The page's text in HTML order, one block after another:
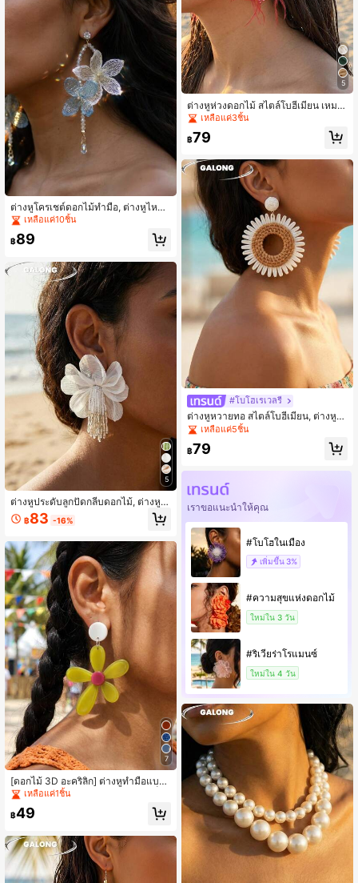
ต่างหูโครเชต์ดอกไม้ทำมือ, ต่างหูไหมฝ้
ายสีขาวและฟ้าอ่อน, ต่างหูลูกปัดคริสตั
ลโบฮีเมียน, ต่างหูสไตล์ชายหาดฤดูร้อน
สำหรับผู้หญิง
เหลือแค่10ชิ้น
฿89
5
ต่างหูประดับลูกปัดกลีบดอกไม้, ต่างหูห้
อยพู่สดใส, สไตล์นางฟ้าสำหรับฤดูใบไม้
ผลิและฤดูร้อน, ต่างหูโบฮีเมียนทำมือสำ
฿83 -16%
7
[ดอกไม้ 3D อะคริลิก] ต่างหูทำมือแบบ
ออริจินัลดีไซน์อสมมาตรเกินจริง สีบล็อก
แดงและน้ำเงินสไตล์วินเทจ เครื่องประดั
บหูส่วนตัว สไตล์พักผ่อน Ins คลิปหูดอก
เหลือแค่1ชิ้น
฿49
5
ต่างหูห่วงดอกไม้ สไตล์โบฮีเมียน เหมา
ะสำหรับเทศกาลดนตรีชายหาดฤดูร้อน
เหลือแค่3ชิ้น
฿79
#โบโฮเรเวลรี
ต่างหูหวายทอ สไตล์โบฮีเมียน, ต่างหูห่
วงลายดอกไม้เปลือกหอย, ต่างหูไม้ทำมื
อ, เครื่องประดับสไตล์หาดฮาวาย
เหลือแค่5ชิ้น
฿79
เราขอแนะนำให้คุณ
#โบโฮในเมือง
เพิ่มขึ้น 3%
#ความสุขแห่งดอกไม้
ใหม่ใน 3 วัน
#ริเวียร่าโรแมนซ์
ใหม่ใน 4 วัน